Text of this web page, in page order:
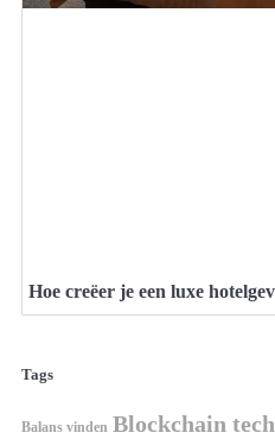
Hoe creëer je een luxe
Tags
Balans vinden Blockchain